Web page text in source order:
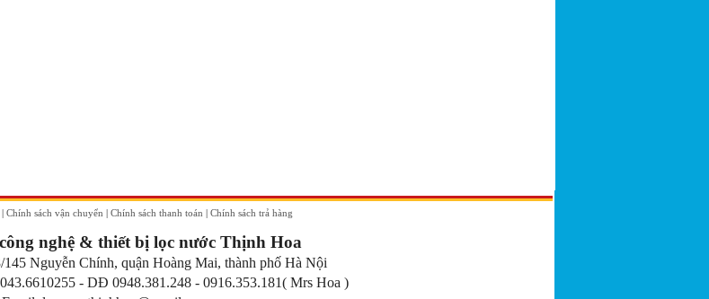
| Chính sách vận chuyển | Chính sách thanh toán | Chính sách trả hàng
nghệ & thiết bị lọc nước Thịnh Hoa
145 Nguyễn Chính, quận Hoàng Mai, thành phố Hà Nội
- DĐ 0948.381.248 - 0916.353.181( Mrs Hoa )